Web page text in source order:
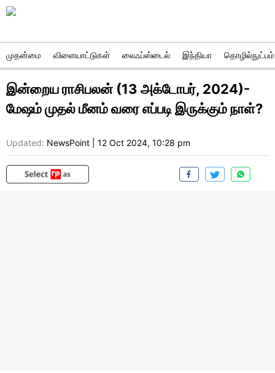
முதன்மை விளையாட்டுகள் லைஃப்ஸ்டைல் இந்தியா தொழில்நுட்பம்
இன்றைய ராசிபலன் (13 அக்டோபர், 2024)-
மேஷம் முதல் மீனம் வரை எப்படி இருக்கும் நாள்?
Updated: NewsPoint 12 Oct 2024, 10:28 pm